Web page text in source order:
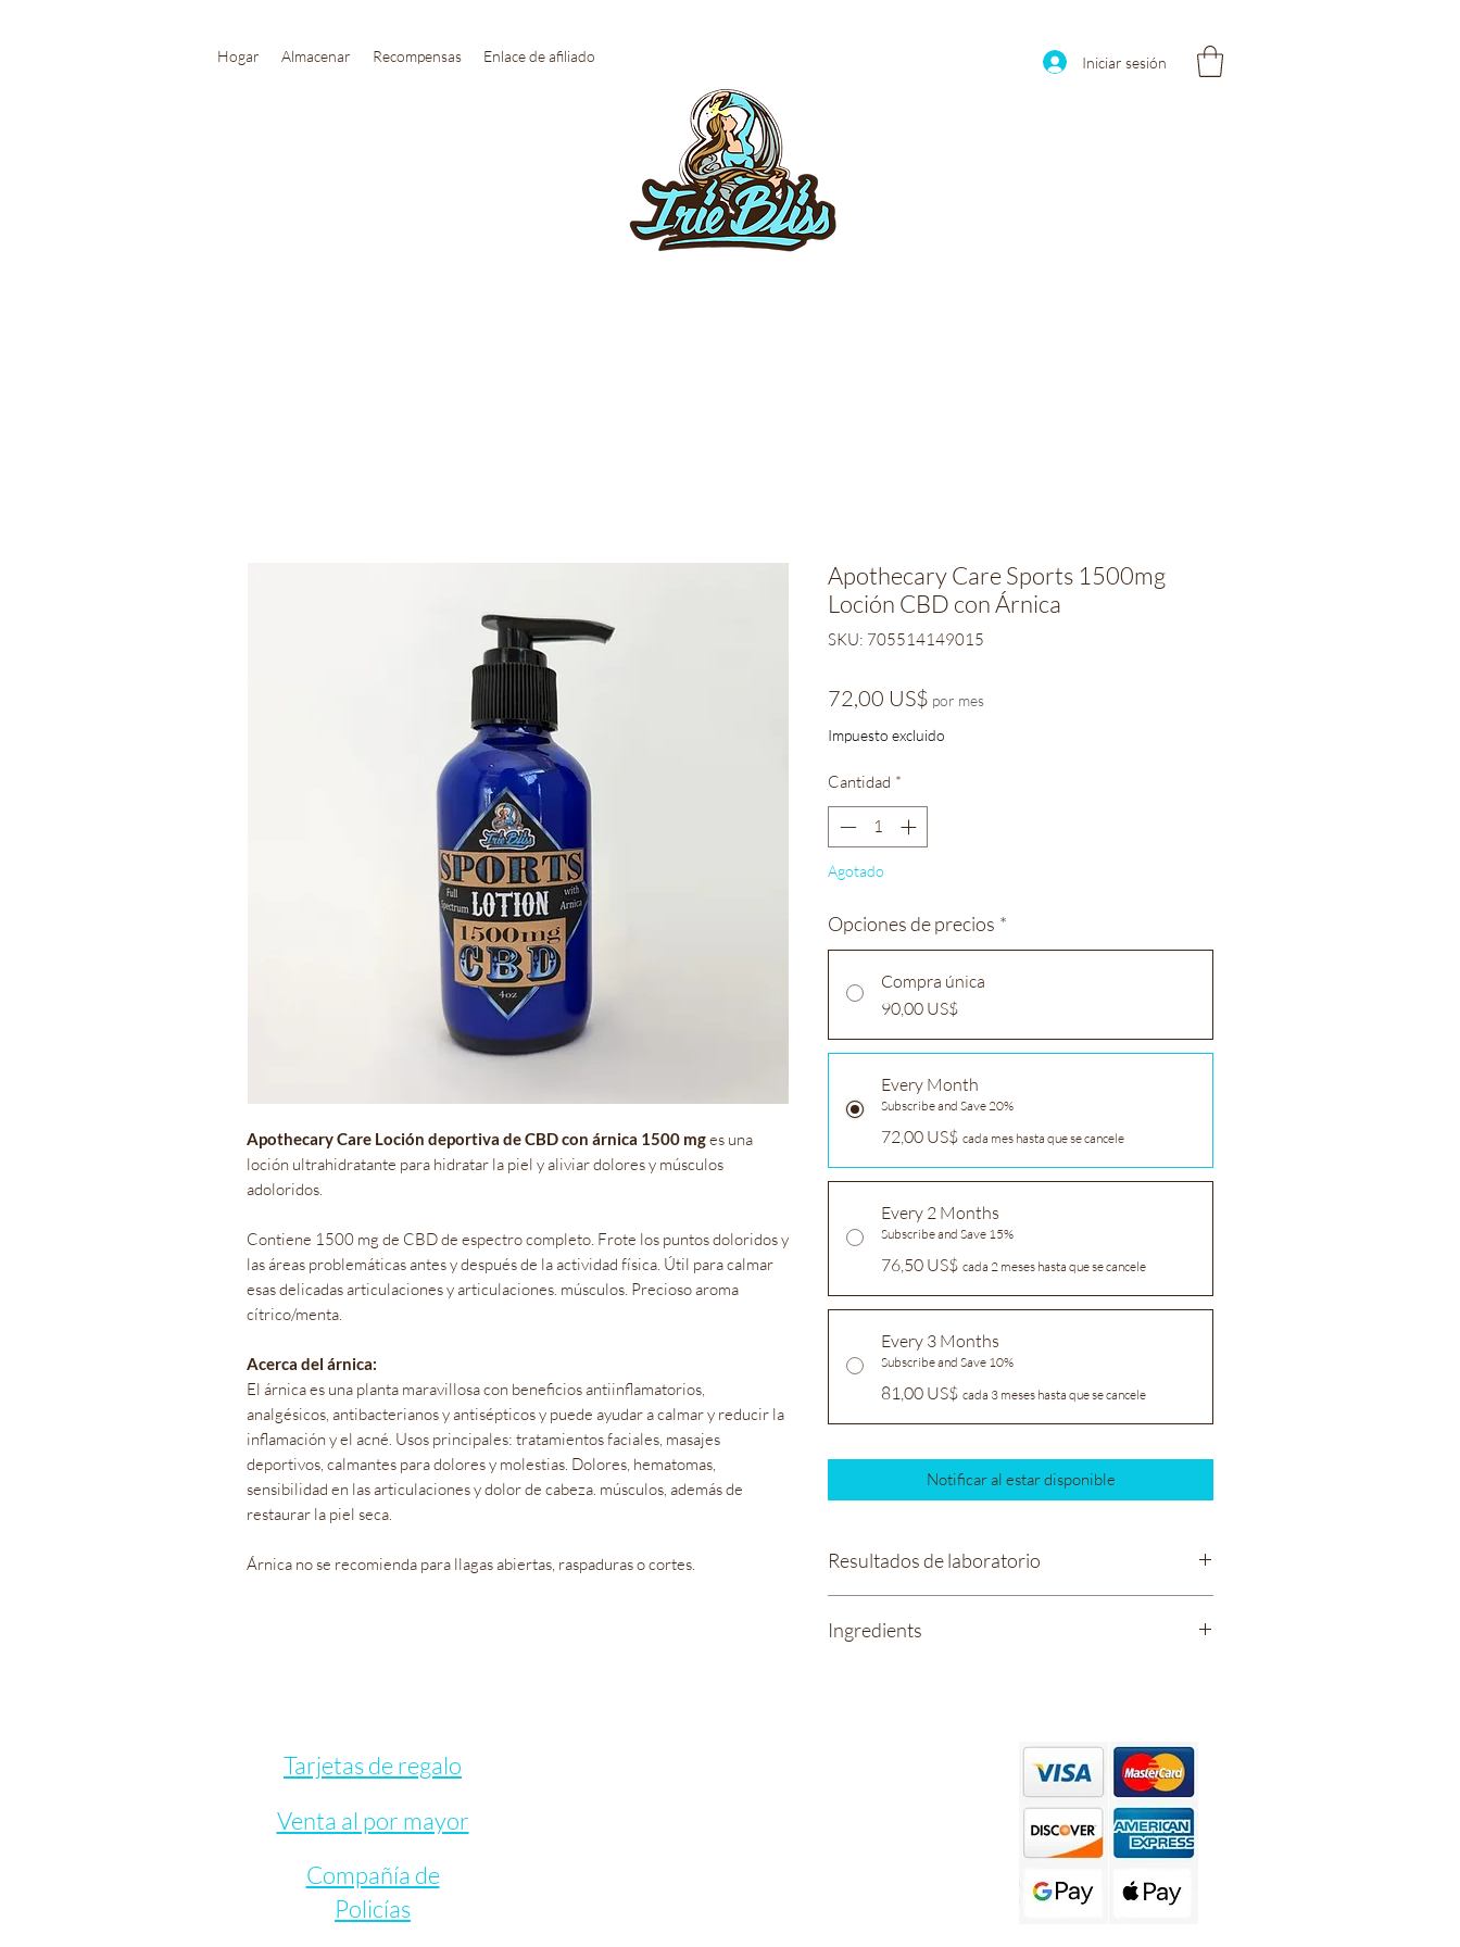
Hogar Almacenar Recompensas Enlace de afiliado Iniciar sesión
Apothecary Care Loción deportiva de CBD con árnica 1500 mges una
loción ultrahidratante para hidratar la piel y aliviar dolores y músculos
adoloridos.
Contiene 1500 mg de CBD de espectro completo. Frote los puntos doloridos y
las áreas problemáticas antes y después de la actividad física. Útil para calmar
esas delicadas articulaciones y articulaciones. músculos. Precioso aroma
cítrico/menta.
Acerca del árnica:
El árnica es una planta maravillosa con beneficios antiinflamatorios,
analgésicos, antibacterianos y antisépticos y puede ayudar a calmar y reducir la
inflamación y el acné. Usos principales: tratamientos faciales, masajes
deportivos, calmantes para dolores y molestias. Dolores, hematomas,
sensibilidad en las articulaciones y dolor de cabeza. músculos, además de
restaurar la piel seca.
Árnica no se recomienda para llagas abiertas, raspaduras o cortes.
Apothecary Care Sports 1500mg
Loción CBD con Árnica
SKU: 705514149015
72,00 US$ Precio
por mes
Impuesto excluido
Cantidad *
Agotado
Opciones de precios *
Compra única
90,00 US$
Every Month
Subscribe and Save 20%
72,00 US$ cada mes hasta que se cancele
Every 2 Months
Subscribe and Save 15%
76,50 US$ cada 2 meses hasta que se cancele
Every 3 Months
Subscribe and Save 10%
81,00 US$ cada 3 meses hasta que se cancele
Notificar al estar disponible
Resultados de laboratorio
Ingredients
Massachusetts Hemp Derived CBD,
Tarjetas de regalo
Venta al por mayor
Compañía de
Policías